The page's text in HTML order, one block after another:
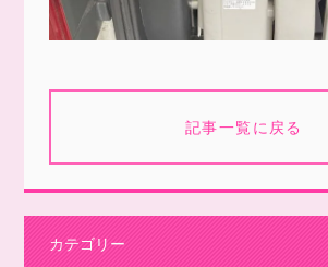
記事一覧に戻る
カテゴリー